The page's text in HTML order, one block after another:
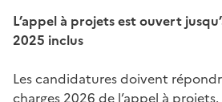
L’appel à projets est ouvert
2025 inclus
Les candidatures doivent
charges 2026 de l’appel à projets.